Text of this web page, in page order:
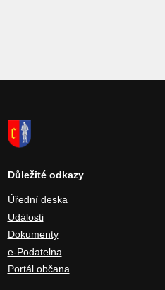
Důležité odkazy
Úřední deska
Události
Dokumenty
e-Podatelna
Portál občana